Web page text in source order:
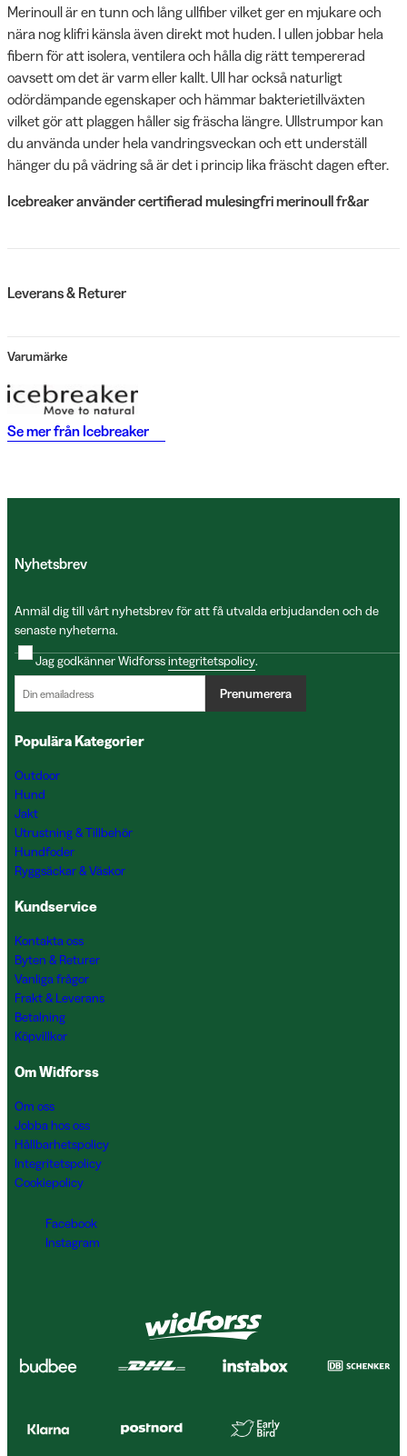
Merinoull är en tunn och lång ullfiber vilket ger en mjukare och
nära nog klifri känsla även direkt mot huden. I ullen jobbar hela
fibern för att isolera, ventilera och hålla dig rätt tempererad
oavsett om det är varm eller kallt. Ull har också naturligt
odördämpande egenskaper och hämmar bakterietillväxten
vilket gör att plaggen håller sig fräscha längre. Ullstrumpor kan
du använda under hela vandringsveckan och ett underställ
hänger du på vädring så är det i princip lika fräscht dagen efter.
Icebreaker använder certifierad mulesingfri merinoull fr&ar
Leverans & Returer
Varumärke
Se mer från Icebreaker
Nyhetsbrev
Anmäl dig till vårt nyhetsbrev för att få utvalda erbjudanden och de
senaste nyheterna.
Jag godkänner Widforssintegritetspolicy.
Prenumerera
Populära Kategorier
Outdoor
Hund
Jakt
Utrustning & Tillbehör
Hundfoder
Ryggsäckar & Väskor
Kundservice
Kontakta oss
Byten & Returer
Vanliga frågor
Frakt & Leverans
Betalning
Köpvillkor
Om Widforss
Om oss
Jobba hos oss
Hållbarhetspolicy
Integritetspolicy
Cookiepolicy
Facebook
Instagram